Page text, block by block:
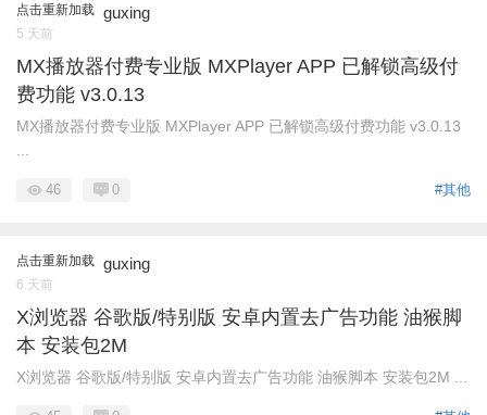
点击重新加载 guxing
5 天前
MX播放器付费专业版 MXPlayer APP 已解锁高级付
费功能 v3.0.13
MX播放器付费专业版 MXPlayer APP 已解锁高级付费功能 v3.0.13
#其他
46 0
点击重新加载 guxing
6 天前
X浏览器 谷歌版/特别版 安卓内置去广告功能 油猴脚
本 安装包2M
X浏览器 谷歌版/特别版 安卓内置去广告功能 油猴脚本 安装包2M ...